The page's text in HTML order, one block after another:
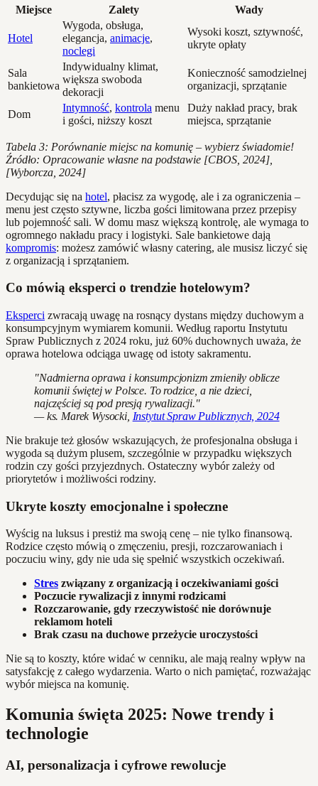
Miejsce Zalety Wady
Hotel
Wygoda, obsługa,
elegancja, animacje,
noclegi
Wysoki koszt, sztywność,
ukryte opłaty
Sala
bankietowa
Indywidualny klimat,
większa swoboda
dekoracji
Konieczność samodzielnej
organizacji, sprzątanie
Dom
Intymność, kontrola menu
i gości, niższy koszt
Duży nakład pracy, brak
miejsca, sprzątanie
Tabela 3: Porównanie miejsc na komunię – wybierz świadomie!
Źródło: Opracowanie własne na podstawie [CBOS, 2024],
[Wyborcza, 2024]
Decydując się na hotel, płacisz za wygodę, ale i za ograniczenia –
menu jest często sztywne, liczba gości limitowana przez przepisy
lub pojemność sali. W domu masz większą kontrolę, ale wymaga to
ogromnego nakładu pracy i logistyki. Sale bankietowe dają
kompromis: możesz zamówić własny catering, ale musisz liczyć się
z organizacją i sprzątaniem.
Co mówią eksperci o trendzie hotelowym?
Eksperci zwracają uwagę na rosnący dystans między duchowym a
konsumpcyjnym wymiarem komunii. Według raportu Instytutu
Spraw Publicznych z 2024 roku, już 60% duchownych uważa, że
oprawa hotelowa odciąga uwagę od istoty sakramentu.
"Nadmierna oprawa i konsumpcjonizm zmieniły oblicze
komunii świętej w Polsce. To rodzice, a nie dzieci,
najczęściej są pod presją rywalizacji."
— ks. Marek Wysocki, Instytut Spraw Publicznych, 2024
Nie brakuje też głosów wskazujących, że profesjonalna obsługa i
wygoda są dużym plusem, szczególnie w przypadku większych
rodzin czy gości przyjezdnych. Ostateczny wybór zależy od
priorytetów i możliwości rodziny.
Ukryte koszty emocjonalne i społeczne
Wyścig na luksus i prestiż ma swoją cenę – nie tylko finansową.
Rodzice często mówią o zmęczeniu, presji, rozczarowaniach i
poczuciu winy, gdy nie uda się spełnić wszystkich oczekiwań.
Stres związany z organizacją i oczekiwaniami gości
Poczucie rywalizacji z innymi rodzicami
Rozczarowanie, gdy rzeczywistość nie dorównuje
reklamom hoteli
Brak czasu na duchowe przeżycie uroczystości
Nie są to koszty, które widać w cenniku, ale mają realny wpływ na
satysfakcję z całego wydarzenia. Warto o nich pamiętać, rozważając
wybór miejsca na komunię.
Komunia święta 2025: Nowe trendy i
technologie
AI, personalizacja i cyfrowe rewolucje